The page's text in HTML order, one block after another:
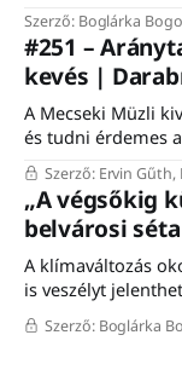
is fontos szerepe
csoda, hogy a
gyűlt össze
Szerző: Boglárka
#251 –
kevés |
A Mecseki Müzli
és tudni érdemes
Szerző: Ervin
„A végsőkig
belvárosi
A klímaváltozás
is veszélyt
Sziget séta-
városon belüli
Szerző: Boglárka